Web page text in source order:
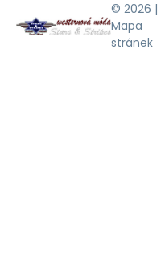
© 2026 |
Mapa
stránek